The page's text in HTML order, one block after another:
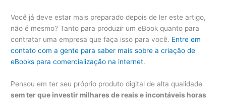
Você já deve estar mais preparado depois de ler este artigo,
não é mesmo? Tanto para produzir um eBook quanto para
contratar uma empresa que faça isso para você. Entre em
contato com a gente para saber mais sobre a criação de
eBooks para comercialização na internet.
Pensou em ter seu próprio produto digital de alta qualidade
sem ter que investir milhares de reais e incontáveis horas